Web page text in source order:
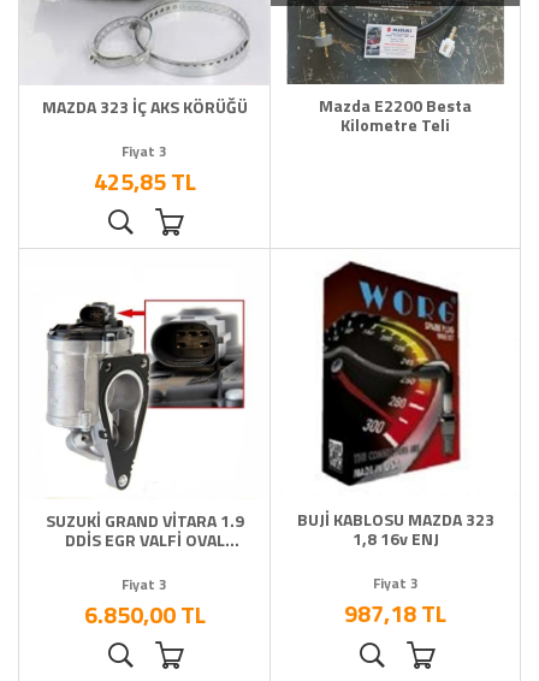
MAZDA 323 İÇ AKS KÖRÜĞÜ
Fiyat 3
425,85 TL
Mazda E2200 Besta
Kilometre Teli
SUZUKİ GRAND VİTARA 1.9
DDİS EGR VALFİ OVAL
Fiyat 3
6.850,00 TL
BUJİ KABLOSU MAZDA 323
1,8 16v ENJ
Fiyat 3
987,18 TL